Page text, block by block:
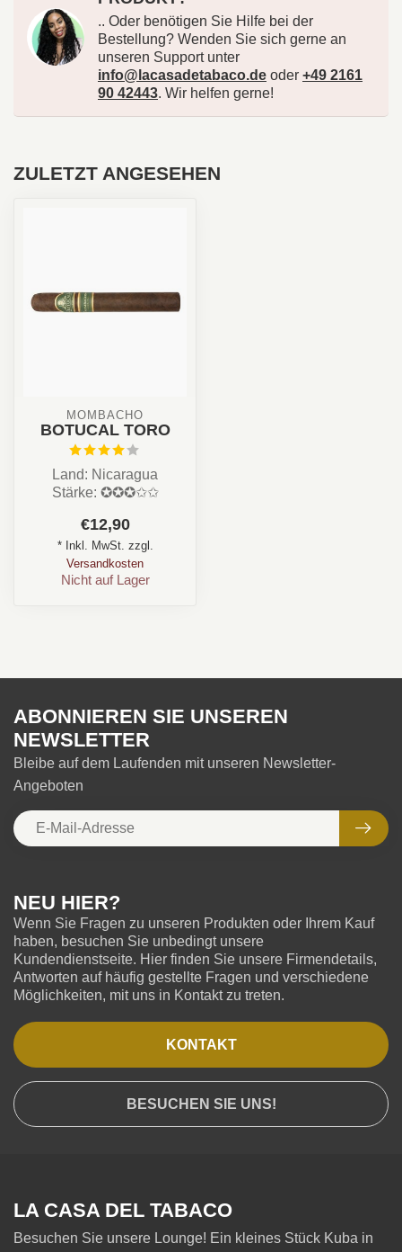
.. Oder benötigen Sie Hilfe bei der
Bestellung? Wenden Sie sich gerne an
unseren Support unter
info@lacasadetabaco.de oder +49 2161
90 42443. Wir helfen gerne!
ZULETZT ANGESEHEN
MOMBACHO
BOTUCAL TORO
Land: Nicaragua
Stärke: ✪✪✪✩✩
Holz, Kakao
Format: Toro/...
€12,90
* Inkl. MwSt. zzgl.
Versandkosten
Nicht auf Lager
NEU HIER?
Wenn Sie Fragen zu unseren Produkten oder Ihrem Kauf
haben, besuchen Sie unbedingt unsere
Kundendienstseite. Hier finden Sie unsere Firmendetails,
Antworten auf häufig gestellte Fragen und verschiedene
Möglichkeiten, mit uns in Kontakt zu treten.
KONTAKT
BESUCHEN SIE UNS!
ABONNIEREN SIE UNSEREN
NEWSLETTER
Bleibe auf dem Laufenden mit unseren Newsletter-
Angeboten
LA CASA DEL TABACO
Besuchen Sie unsere Lounge! Ein kleines Stück Kuba in